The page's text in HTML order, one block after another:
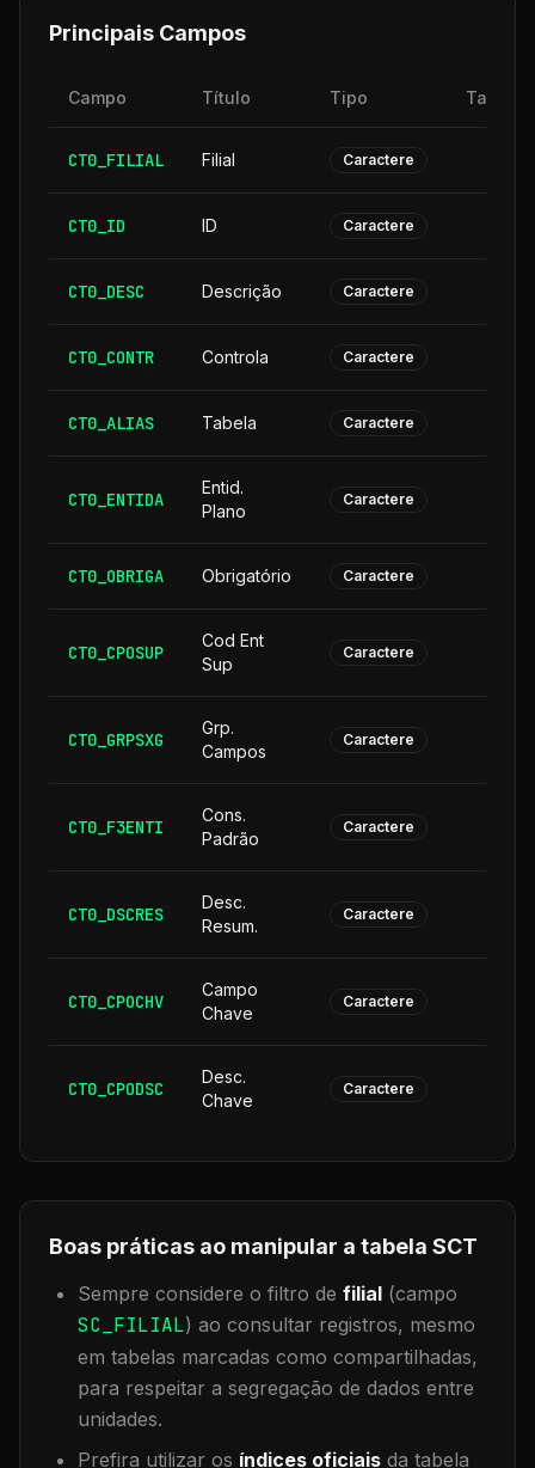
Principais Campos
Campo Título Tipo
CT0_FILIAL Filial Caractere
CT0_ID ID Caractere
CT0_DESC Descrição Caractere
CT0_CONTR Controla Caractere
CT0_ALIAS Tabela Caractere
CT0_ENTIDA
Entid.
Plano
Caractere
CT0_OBRIGA Obrigatório Caractere
CT0_CPOSUP
Cod Ent
Sup
Caractere
CT0_GRPSXG
Grp.
Campos
Caractere
CT0_F3ENTI
Cons.
Padrão
Caractere
CT0_DSCRES
Desc.
Resum.
Caractere
CT0_CPOCHV
Campo
Chave
Caractere
CT0_CPODSC
Desc.
Chave
Caractere
Boas práticas ao manipular a tabela SCT
Sempre considere o filtro de filial (campo
SC_FILIAL) ao consultar registros, mesmo
em tabelas marcadas como compartilhadas,
para respeitar a segregação de dados entre
unidades.
Prefira utilizar os índices oficiais da tabela